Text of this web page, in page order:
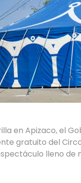
en Apizaco, el
gratuito del
lleno